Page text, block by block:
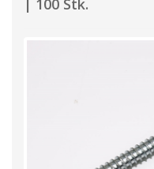
| 100 Stk.